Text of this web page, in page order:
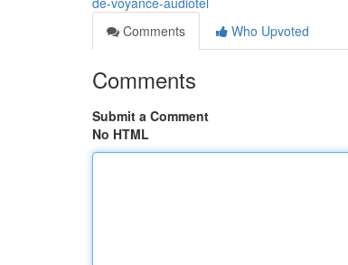
Comments
Who Upvoted
Comments
Submit a Comment
No HTML